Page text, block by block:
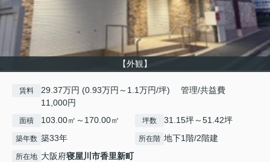
【外観】
賃料
29.37万円 (0.93万円～1.1万円/坪) 管理/共益費
11,000円
面積 103.00㎡～170.00㎡ 坪数 31.15坪～51.42坪
築年数 築33年 所在階 地下1階/2階建
所在地 大阪府寝屋川市香里新町